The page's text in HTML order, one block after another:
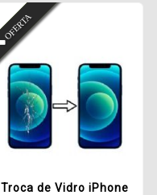
Troca de Vidro iPhone